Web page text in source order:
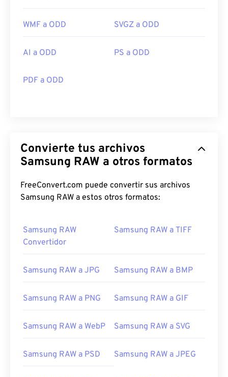
WMF a ODD SVGZ a ODD
AI a ODD PS a ODD
PDF a ODD
Convierte tus archivos
Samsung RAW a otros formatos
FreeConvert.com puede convertir sus archivos
Samsung RAW a estos otros formatos:
Samsung RAW
Convertidor
Samsung RAW a TIFF
Samsung RAW a JPG Samsung RAW a BMP
Samsung RAW a PNG Samsung RAW a GIF
Samsung RAW a WebP Samsung RAW a SVG
Samsung RAW a PSD Samsung RAW a JPEG